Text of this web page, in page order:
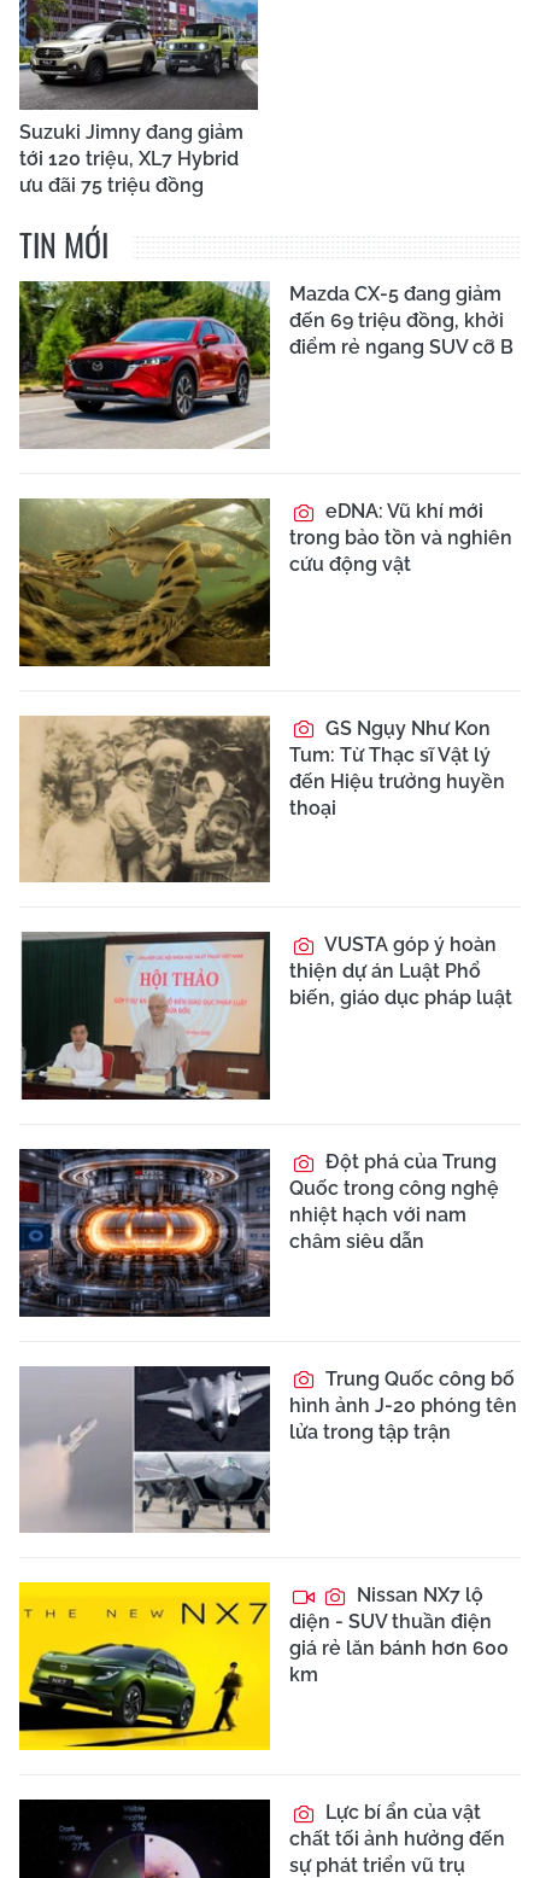
Suzuki Jimny đang giảm
tới 120 triệu, XL7 Hybrid
ưu đãi 75 triệu đồng
TIN MỚI
Mazda CX-5 đang giảm
đến 69 triệu đồng, khởi
điểm rẻ ngang SUV cỡ B
eDNA: Vũ khí mới
trong bảo tồn và nghiên
cứu động vật
GS Ngụy Như Kon
Tum: Từ Thạc sĩ Vật lý
đến Hiệu trưởng huyền
thoại
VUSTA góp ý hoàn
thiện dự án Luật Phổ
biến, giáo dục pháp luật
Đột phá của Trung
Quốc trong công nghệ
nhiệt hạch với nam
châm siêu dẫn
Trung Quốc công bố
hình ảnh J-20 phóng tên
lửa trong tập trận
Nissan NX7 lộ
diện - SUV thuần điện
giá rẻ lăn bánh hơn 600
km
Lực bí ẩn của vật
chất tối ảnh hưởng đến
sự phát triển vũ trụ